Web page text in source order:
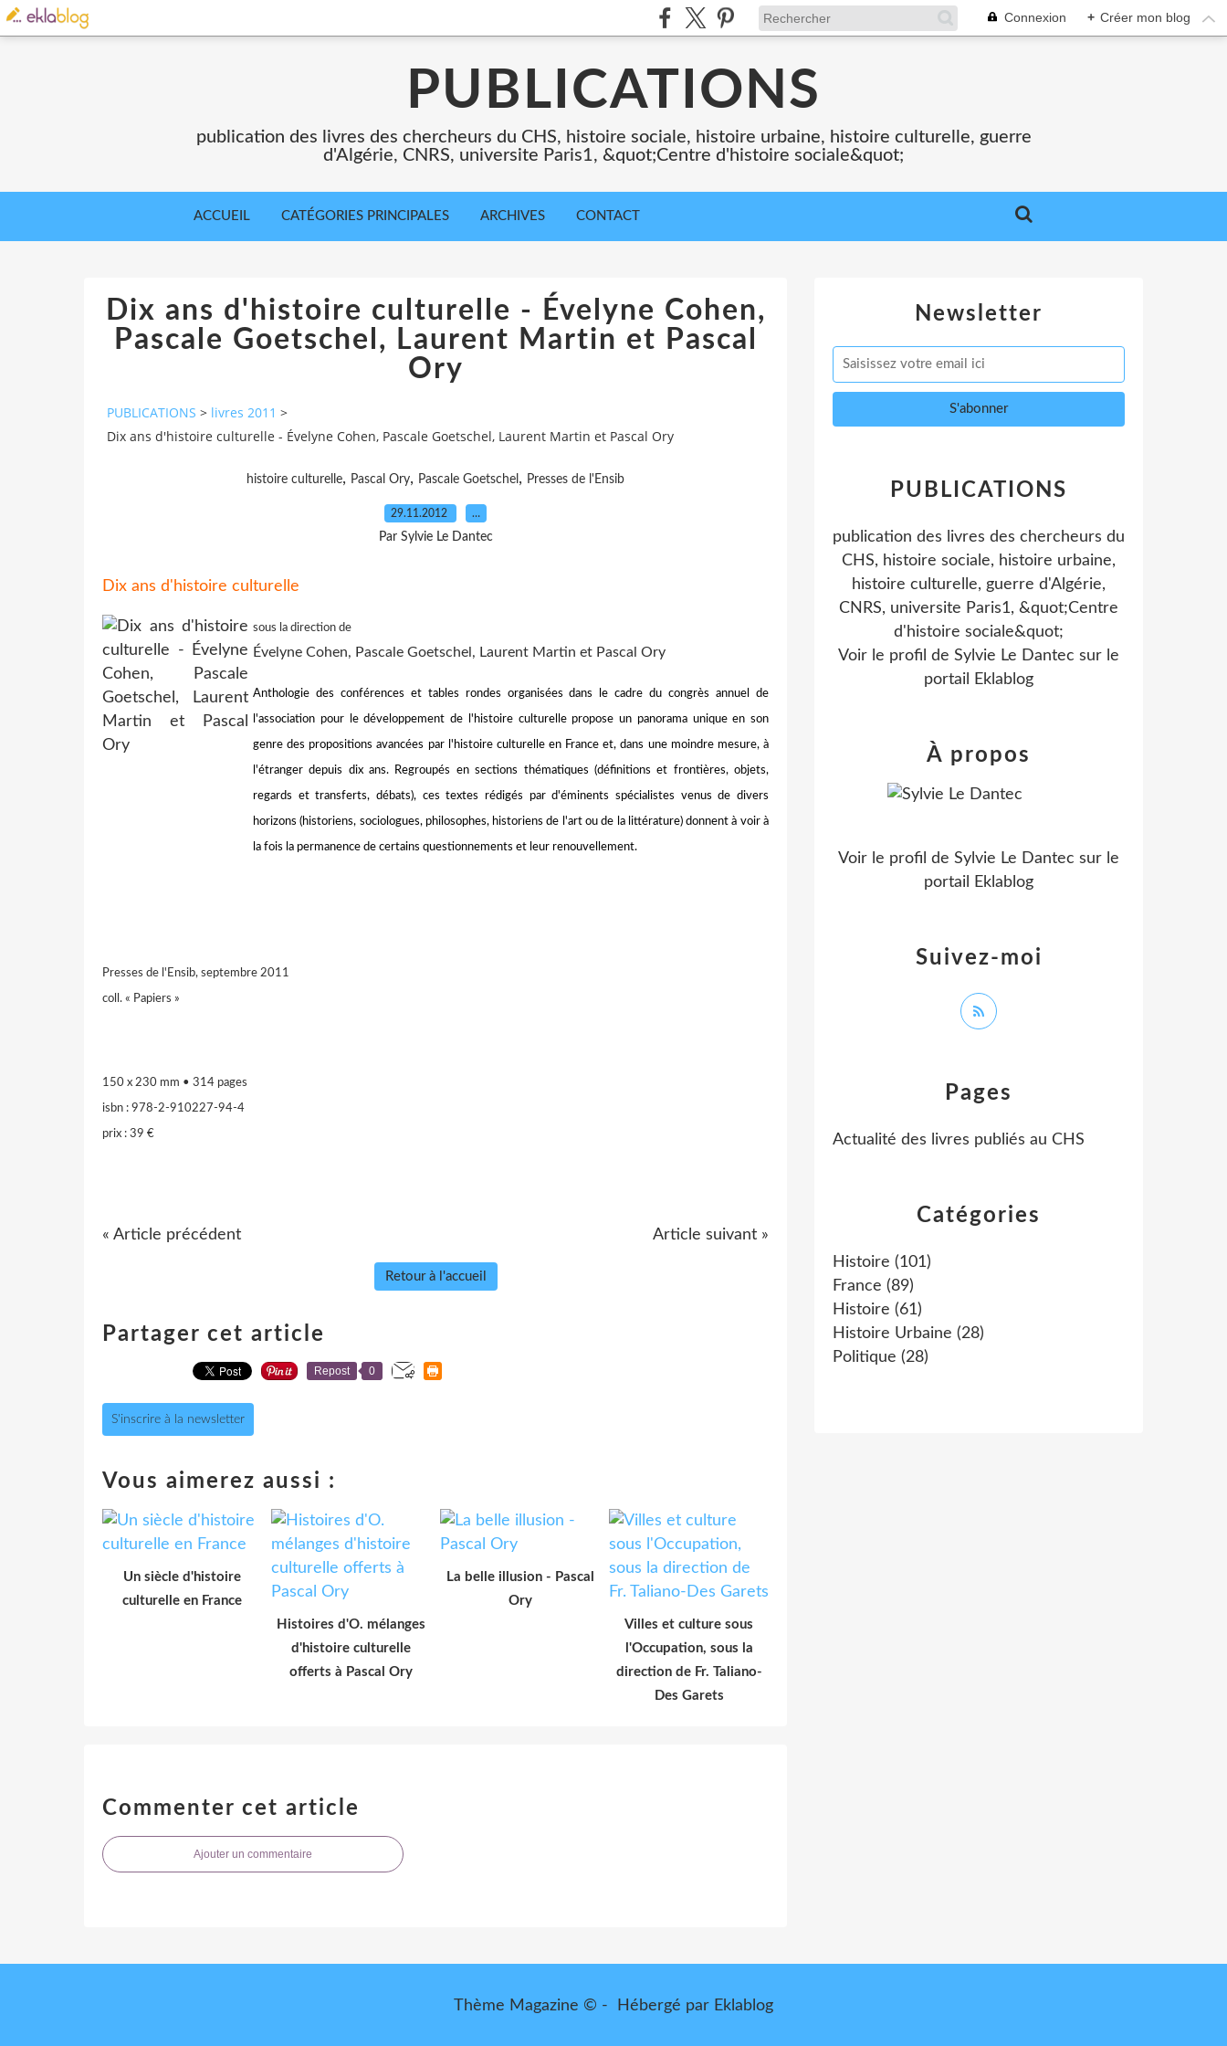
Connexion + Créer mon blog
PUBLICATIONS
publication des livres des chercheurs du CHS, histoire sociale, histoire urbaine, histoire culturelle, guerre
d'Algérie, CNRS, universite Paris1, &quot;Centre d'histoire sociale&quot;
ACCUEIL CATÉGORIES PRINCIPALES ARCHIVES CONTACT
Dix ans d'histoire culturelle - Évelyne Cohen,
Pascale Goetschel, Laurent Martin et Pascal
Ory
PUBLICATIONS > livres 2011 >
Dix ans d'histoire culturelle - Évelyne Cohen, Pascale Goetschel, Laurent Martin et Pascal Ory
histoire culturelle, Pascal Ory, Pascale Goetschel , Presses de l'Ensib
29.11.2012 …
Par Sylvie Le Dantec
Dix ans d'histoire culturelle
sous la direction de
Évelyne Cohen, Pascale Goetschel, Laurent Martin et Pascal Ory
Anthologie des conférences et tables rondes organisées dans le cadre du congrès annuel de
l'association pour le développement de l'histoire culturelle propose un panorama unique en son
genre des propositions avancées par l'histoire culturelle en France et, dans une moindre mesure, à
l'étranger depuis dix ans. Regroupés en sections thématiques (définitions et frontières, objets,
regards et transferts, débats), ces textes rédigés par d'éminents spécialistes venus de divers
horizons (historiens, sociologues, philosophes, historiens de l'art ou de la littérature) donnent à voir à
la fois la permanence de certains questionnements et leur renouvellement.
Presses de l'Ensib, septembre 2011
coll. « Papiers »
150 x 230 mm • 314 pages
isbn : 978-2-910227-94-4
prix : 39 €
« Article précédent Article suivant »
Retour à l'accueil
Partager cet article
Repost 0
S'inscrire à la newsletter
Vous aimerez aussi :
Un siècle d'histoire
culturelle en France
Histoires d'O. mélanges
d'histoire culturelle
offerts à Pascal Ory
La belle illusion - Pascal
Ory
Villes et culture sous
l'Occupation, sous la
direction de Fr. Taliano-
Des Garets
Commenter cet article
Ajouter un commentaire
Newsletter
Catégories
Histoire (101)
France (89)
Histoire (61)
Histoire Urbaine (28)
Politique (28)
Pages
Actualité des livres publiés au CHS
PUBLICATIONS
publication des livres des chercheurs du
CHS, histoire sociale, histoire urbaine,
histoire culturelle, guerre d'Algérie,
CNRS, universite Paris1, &quot;Centre
d'histoire sociale&quot;
Voir le profil de Sylvie Le Dantec sur le
portail Eklablog
Suivez-moi
À propos
Voir le profil de Sylvie Le Dantec sur le
portail Eklablog
Thème Magazine © - Hébergé par Eklablog